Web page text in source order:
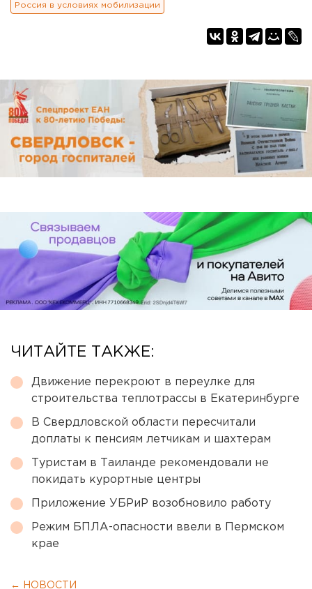
Россия в условиях мобилизации
ЧИТАЙТЕ ТАКЖЕ:
Движение перекроют в переулке для
строительства теплотрассы в Екатеринбурге
В Свердловской области пересчитали
доплаты к пенсиям летчикам и шахтерам
Туристам в Таиланде рекомендовали не
покидать курортные центры
Приложение УБРиР возобновило работу
Режим БПЛА-опасности ввели в Пермском
крае
← НОВОСТИ